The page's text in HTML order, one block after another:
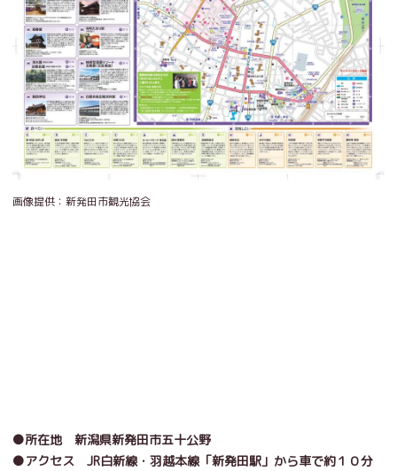
画像提供：新発田市観光協会
●所在地 新潟県新発田市五十公野
●アクセス JR白新線・羽越本線「新発田駅」から車で約１０分